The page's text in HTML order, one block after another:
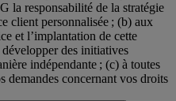
la responsabilité de la stratégie
client personnalisée ; (b) aux
et l’implantation de cette
des initiatives
indépendante ; (c) à toutes
demandes concernant vos droits